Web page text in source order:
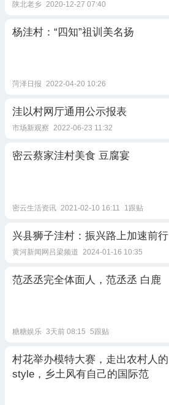
陕北老乡 2020-12-27 07:40
杨洼村：“四知”祖训美名扬
菏泽日报 2022-04-20 10:26
洼以村网厅通用公示报表
市场新观察 2022-06-23 11:32
密云蔡家洼村美食 豆腐宴
密云生活资讯 2021-02-10 16:11 1跟贴
兴县狮子洼村：振兴路上加速前行
黄河新闻网吕梁频道 2024-01-16 10:35
范丞丞完全体面人，范丞丞 白鹿
糖糖娱乐 3天前 08:15 5跟贴
村花举办模特大赛，走出农村人的
style，乡土风有自己的国际范